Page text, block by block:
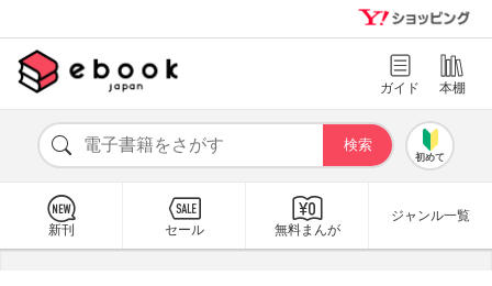
ガイド 本棚
初めて
新刊 セール 無料まんが
ジャンル一覧